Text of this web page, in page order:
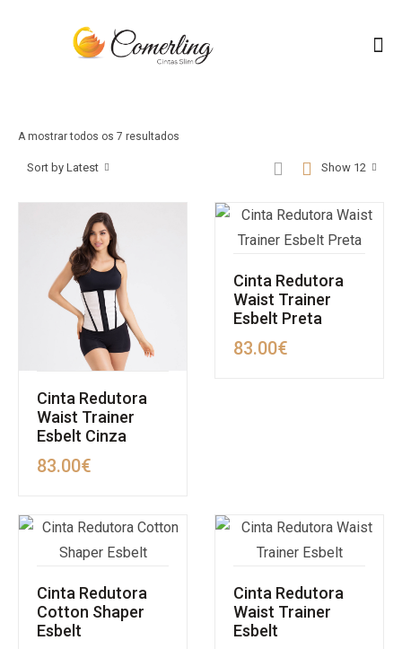
A mostrar todos os 7 resultados
Show 12
Sort by Latest
Cinta Redutora
Waist Trainer
Esbelt Cinza
83.00€
Cinta Redutora
Waist Trainer
Esbelt Preta
83.00€
Cinta Redutora
Cotton Shaper
Esbelt
Cinta Redutora
Waist Trainer
Esbelt